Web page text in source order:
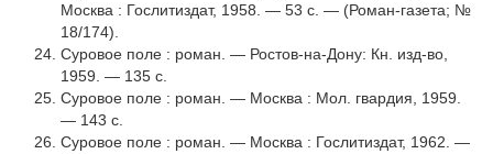
Москва : Гослитиздат, 1958. — 53 с. — (Роман-газета; №
18/174).
Суровое поле : роман. — Ростов-на-Дону: Кн. изд-во,
1959. — 135 с.
Суровое поле : роман. — Москва : Мол. гвардия, 1959.
— 143 с.
Суровое поле : роман. — Москва : Гослитиздат, 1962. —